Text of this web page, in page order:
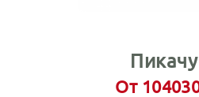
Пикачу
От